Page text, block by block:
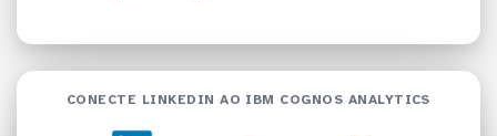
CONECTE LINKEDIN AO IBM COGNOS ANALYTICS